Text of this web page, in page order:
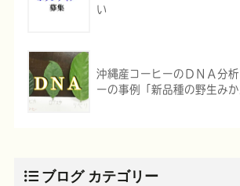
い
沖縄産コーヒーのＤＮＡ分
ーの事例「新品種の野生みか
ブログ カテゴリー